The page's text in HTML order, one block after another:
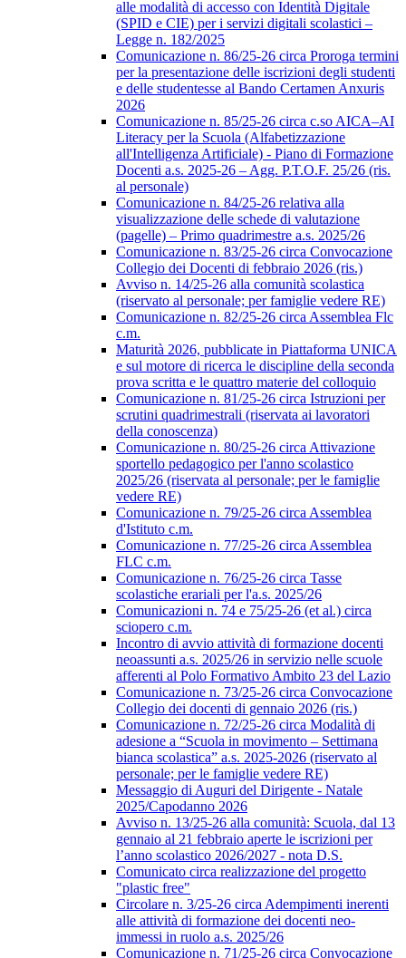
alle modalità di accesso con Identità Digitale
(SPID e CIE) per i servizi digitali scolastici –
Legge n. 182/2025
Comunicazione n. 86/25-26 circa Proroga termini
per la presentazione delle iscrizioni degli studenti
e delle studentesse al Bando Certamen Anxuris
2026
Comunicazione n. 85/25-26 circa c.so AICA–AI
Literacy per la Scuola (Alfabetizzazione
all'Intelligenza Artificiale) - Piano di Formazione
Docenti a.s. 2025-26 – Agg. P.T.O.F. 25/26 (ris.
al personale)
Comunicazione n. 84/25-26 relativa alla
visualizzazione delle schede di valutazione
(pagelle) – Primo quadrimestre a.s. 2025/26
Comunicazione n. 83/25-26 circa Convocazione
Collegio dei Docenti di febbraio 2026 (ris.)
Avviso n. 14/25-26 alla comunità scolastica
(riservato al personale; per famiglie vedere RE)
Comunicazione n. 82/25-26 circa Assemblea Flc
c.m.
Maturità 2026, pubblicate in Piattaforma UNICA
e sul motore di ricerca le discipline della seconda
prova scritta e le quattro materie del colloquio
Comunicazione n. 81/25-26 circa Istruzioni per
scrutini quadrimestrali (riservata ai lavoratori
della conoscenza)
Comunicazione n. 80/25-26 circa Attivazione
sportello pedagogico per l'anno scolastico
2025/26 (riservata al personale; per le famiglie
vedere RE)
Comunicazione n. 79/25-26 circa Assemblea
d'Istituto c.m.
Comunicazione n. 77/25-26 circa Assemblea
FLC c.m.
Comunicazione n. 76/25-26 circa Tasse
scolastiche erariali per l'a.s. 2025/26
Comunicazioni n. 74 e 75/25-26 (et al.) circa
sciopero c.m.
Incontro di avvio attività di formazione docenti
neoassunti a.s. 2025/26 in servizio nelle scuole
afferenti al Polo Formativo Ambito 23 del Lazio
Comunicazione n. 73/25-26 circa Convocazione
Collegio dei docenti di gennaio 2026 (ris.)
Comunicazione n. 72/25-26 circa Modalità di
adesione a “Scuola in movimento – Settimana
bianca scolastica” a.s. 2025-2026 (riservato al
personale; per le famiglie vedere RE)
Messaggio di Auguri del Dirigente - Natale
2025/Capodanno 2026
Avviso n. 13/25-26 alla comunità: Scuola, dal 13
gennaio al 21 febbraio aperte le iscrizioni per
l’anno scolastico 2026/2027 - nota D.S.
Comunicato circa realizzazione del progetto
"plastic free"
Circolare n. 3/25-26 circa Adempimenti inerenti
alle attività di formazione dei docenti neo-
immessi in ruolo a.s. 2025/26
Comunicazione n. 71/25-26 circa Convocazione